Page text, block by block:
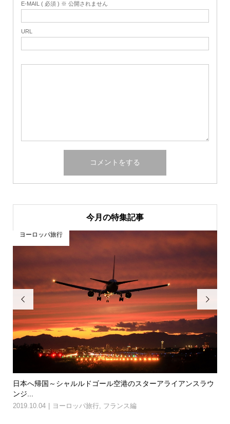
E-MAIL ( 必須 ) ※ 公開されません
URL
今月の特集記事

ンスラウ パリ市庁舎からパンテオンに電車で移動＆カルチェラタン
2019.10.04 ヨーロッパ旅行,フランス編
ヨーロッパ旅行
